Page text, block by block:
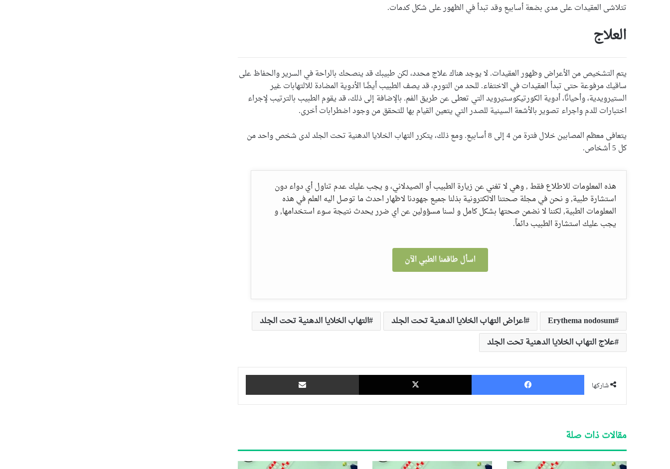
تتلاشى العقيدات على مدى بضعة أسابيع وقد تبدأ في الظهور على شكل كدمات.
العلاج
يتم التشخيص من الأعراض وظهور العقيدات. لا يوجد هناك علاج محدد، لكن طبيبك قد ينصحك بالراحة في السرير والحفاظ على
ساقيك مرفوعة حتى تبدأ العقيدات في الاختفاء. للحد من التورم، قد يصف الطبيب أيضًا الأدوية المضادة للالتهابات غير
الستيرويدية، وأحيانًا، أدوية الكورتيكوستيرويد التي تعطى عن طريق الفم. بالإضافة إلى ذلك، قد يقوم الطبيب بالترتيب لإجراء
اختبارات للدم واجراء تصوير بالأشعة السينية للصدر التي يتعين القيام بها للتحقق من وجود اضطرابات أخرى.
يتعافى معظم المصابين خلال فترة من 4 إلى 8 أسابيع. ومع ذلك، يتكرر التهاب الخلايا الدهنية تحت الجلد لدى شخص واحد من
كل 5 أشخاص.
هذه المعلومات للاطلاع فقط , وهي لا تغني عن زيارة الطبيب أو الصيدلاني، و يجب عليك عدم تناول أي دواء دون
استشارة طبية, و نحن في مجلة صحتنا الالكترونية بذلنا جميع جهودنا لاظهار احدث ما توصل اليه العلم في هذه
المعلومات الطبية, لكننا لا نضمن صحتها بشكل كامل و لسنا مسؤولين عن اي ضرر يحدث نتيجة سوء استخدامها, و
يجب عليك استشارة الطبيب دائماً.
اسأل طاقمنا الطبي الآن
Erythema nodosum اعراض التهاب الخلايا الدهنية تحت الجلد
التهاب الخلايا الدهنية تحت الجلد
علاج التهاب الخلايا الدهنية تحت الجلد
شاركها
فيسبوك ‫X
مقالات ذات صلة